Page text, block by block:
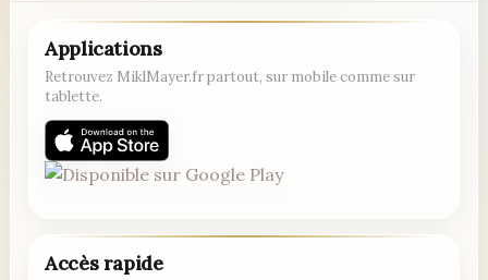
Applications
Retrouvez MiklMayer.fr partout, sur mobile comme sur
tablette.
Accès rapide